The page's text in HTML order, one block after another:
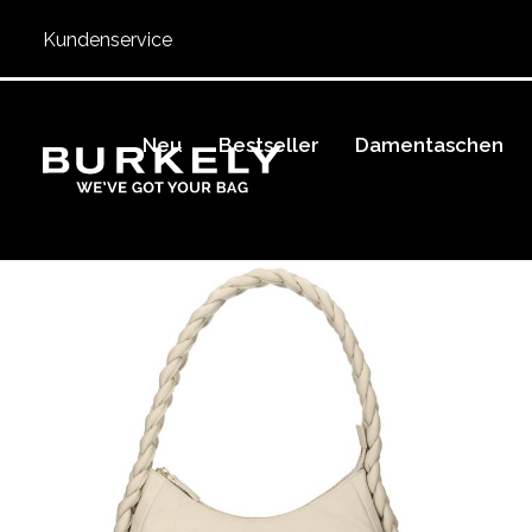
Kundenservice
BURKELY
Neu Bestseller Damentaschen